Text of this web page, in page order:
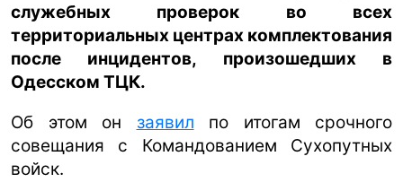
служебных проверок во всех
территориальных центрах комплектования
после инцидентов, произошедших в
Одесском ТЦК.
Об этом он заявил по итогам срочного
совещания с Командованием Сухопутных
войск.